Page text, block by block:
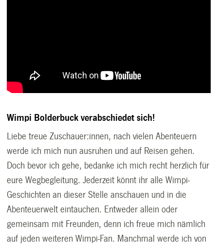
Wimpi Bolderbuck verabschiedet sich!
Liebe treue Zuschauer:innen, nach vielen Abenteuern
werde ich mich nun ausruhen und auf Reisen gehen.
Doch bevor ich gehe, bedanke ich mich recht herzlich für
eure Wegbegleitung. Jederzeit könnt ihr alle Wimpi-
Geschichten an dieser Stelle anschauen und in die
Abenteuerwelt eintauchen. Entweder allein oder
gemeinsam mit Freunden, denn ich freue mich nämlich
auf jeden weiteren Wimpi-Fan. Manchmal werde ich von